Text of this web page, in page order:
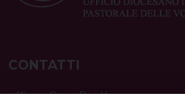
CONTATTI
ufficio: Casa Pio X